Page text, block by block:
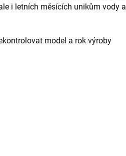
i letních měsících unikům vody a
model a rok výroby